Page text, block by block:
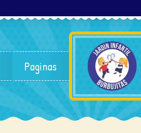
Paginas